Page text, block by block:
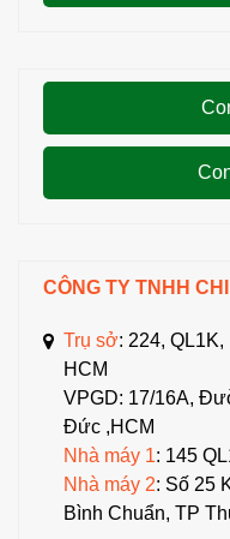
CÔNG TY TNHH
Trụ sở: 224,
HCM
VPGD: 17/16A,
Đức ,HCM
Nhà máy 1: 145
Nhà máy 2: Số 25
Bình Chuẩn, TP